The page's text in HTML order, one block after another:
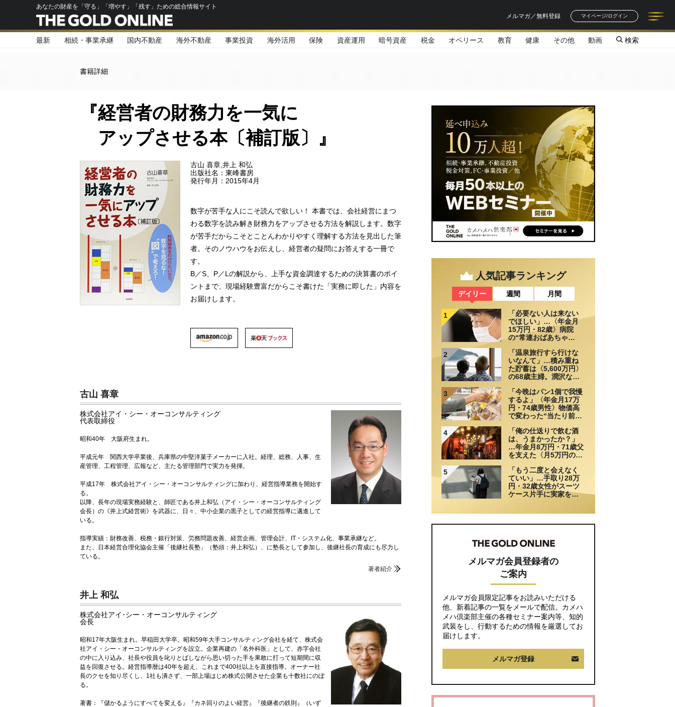
あなたの財産を「守る」「増やす」「残す」ための総合情報サイト
メルマガ／無料登録
マイページ/ログイン
記事一覧
著者一覧
最新 相続・事業承継 国内不動産 海外不動産 事業投資 海外活用 保険 資産運用 暗号資産 税金 オペリース 教育 健康 その他 動画 検索
書籍詳細
『経営者の財務力を一気に
アップさせる本〔補訂版〕』
古山 喜章,井上 和弘
出版社名：東峰書房
発行年月：2015年4月
数字が苦手な人にこそ読んで欲しい！ 本書では、会社経営にまつ
わる数字を読み解き財務力をアップさせる方法を解説します。数字
が苦手だからこそとことんわかりやすく理解する方法を見出した筆
者。そのノウハウをお伝えし、経営者の疑問にお答えする一冊で
す。
B／S、P／Lの解説から、上手な資金調達するための決算書のポイ
ントまで、現場経験豊富だからこそ書けた「実務に即した」内容を
お届けします。
古山 喜章
株式会社アイ・シー・オーコンサルティング
代表取締役
昭和40年 大阪府生まれ。
平成元年 関西大学卒業後、兵庫県の中堅洋菓子メーカーに入社。経理、総務、人事、生
産管理、工程管理、広報など、主たる管理部門で実力を発揮。
平成17年 株式会社アイ・シー・オーコンサルティングに加わり、経営指導業務を開始す
る。
以降、長年の現場実務経験と、師匠である井上和弘（アイ・シー・オーコンサルティング
会長）の《井上式経営術》を武器に、日々、中小企業の黒子としての経営指導に邁進して
いる。
指導実績：財務改善、税務・銀行対策、労務問題改善、経営企画、管理会計、IT・システム化、事業承継など。
また、日本経営合理化協会主催「後継社長塾」（塾頭：井上和弘）、に塾長として参加し、後継社長の育成にも尽力し
ている。
著者紹介
井上 和弘
株式会社アイ･シー・オーコンサルティング
会長
昭和17年大阪生まれ。早稲田大学卒。昭和59年大手コンサルティング会社を経て、株式会
社アイ・シー・オーコンサルティングを設立。企業再建の「名外科医」として、赤字会社
の中に入り込み、社長や役員を叱りとばしながら思い切った手を果敢に打って短期間に収
益を回復させる。経営指導暦は40年を超え、これまで400社以上を直接指導。オーナー社
長のクセを知り尽くし、1社も潰さず、一部上場はじめ株式公開させた企業も十数社にのぼ
る。
著書：『儲かるようにすべてを変える』『カネ回りのよい経営』『後継者の鉄則』（いず
人気記事ランキング
デイリー 週間 月間
1
「必要ない人は来ない
でほしい」…〈年金月
15万円・82歳〉病院
の“常連おばあちゃ
社員の本音。それでも
通い続ける理由
2
「温泉旅行すら行けな
いなんて」…積み重ね
た貯蓄は〈5,600万円〉
の68歳主婦。潤沢な老
「馬鹿だった」肩を落
とす理由
3
「今晩はパン1個で我慢
するよ」〈年金月17万
円・74歳男性〉物価高
で変わった“当たり前の
4
「俺の仕送りで飲む酒
は、うまかったか？」
…年金月8万円・71歳父
を支えた〈月5万円の援
5
「もう二度と会えなく
ていい」…手取り28万
円・32歳女性がスーツ
ケース片手に実家を飛
メルマガ会員登録者の
ご案内
メルマガ会員限定記事をお読みいただける
他、新着記事の一覧をメールで配信。カメハ
メハ倶楽部主催の各種セミナー案内等、知的
武装をし、行動するための情報を厳選してお
届けします。
メルマガ登録